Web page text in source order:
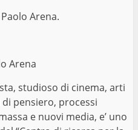
Arena.
Arena
studioso di cinema, arti
pensiero, processi
e nuovi media, e’ uno